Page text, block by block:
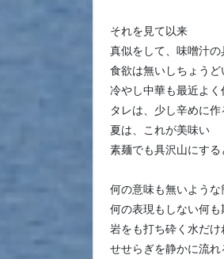
それを見て以来
真似をして、味噌汁
食欲は無いしちょうど
冷やし中華も最近よく
タレは、少し辛めに作
夏は、これが美味い
素麺でも具沢山にす
何の意味も無いよう
何の表現もしない何
岩をも打ち砕く水だけ
せせらぎを静かに流れ